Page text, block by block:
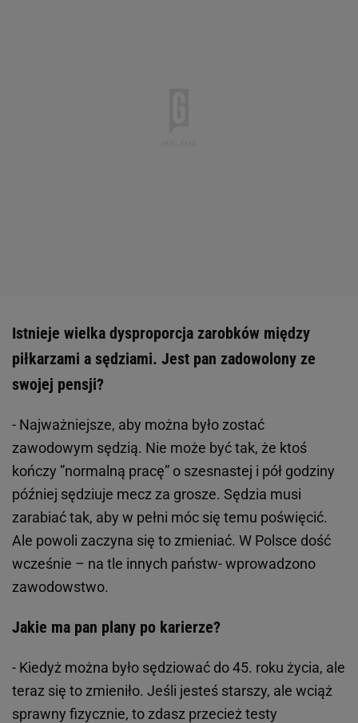
Istnieje wielka dysproporcja zarobków między
piłkarzami a sędziami. Jest pan zadowolony ze
swojej pensji?
- Najważniejsze, aby można było zostać
zawodowym sędzią. Nie może być tak, że ktoś
kończy ”normalną pracę” o szesnastej i pół godziny
później sędziuje mecz za grosze. Sędzia musi
zarabiać tak, aby w pełni móc się temu poświęcić.
Ale powoli zaczyna się to zmieniać. W Polsce dość
wcześnie – na tle innych państw- wprowadzono
zawodowstwo.
Jakie ma pan plany po karierze?
- Kiedyż można było sędziować do 45. roku życia, ale
teraz się to zmieniło. Jeśli jesteś starszy, ale wciąż
sprawny fizycznie, to zdasz przecież testy